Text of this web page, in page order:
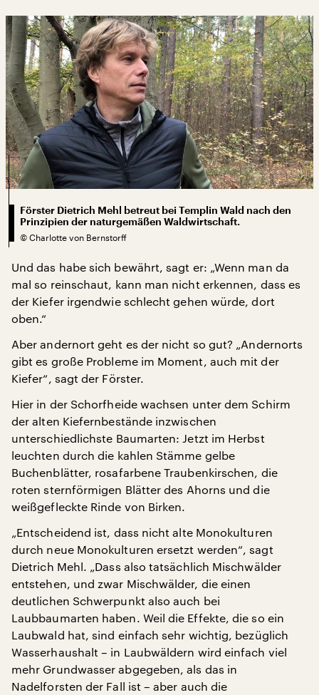
Förster Dietrich Mehl betreut bei Templin Wald nach den
Prinzipien der naturgemäßen Waldwirtschaft.
© Charlotte von Bernstorff
Und das habe sich bewährt, sagt er: „Wenn man da
mal so reinschaut, kann man nicht erkennen, dass es
der Kiefer irgendwie schlecht gehen würde, dort
oben.“
Aber andernort geht es der nicht so gut? „Andernorts
gibt es große Probleme im Moment, auch mit der
Kiefer“, sagt der Förster.
Hier in der Schorfheide wachsen unter dem Schirm
der alten Kiefernbestände inzwischen
unterschiedlichste Baumarten: Jetzt im Herbst
leuchten durch die kahlen Stämme gelbe
Buchenblätter, rosafarbene Traubenkirschen, die
roten sternförmigen Blätter des Ahorns und die
weißgefleckte Rinde von Birken.
„Entscheidend ist, dass nicht alte Monokulturen
durch neue Monokulturen ersetzt werden“, sagt
Dietrich Mehl. „Dass also tatsächlich Mischwälder
entstehen, und zwar Mischwälder, die einen
deutlichen Schwerpunkt also auch bei
Laubbaumarten haben. Weil die Effekte, die so ein
Laubwald hat, sind einfach sehr wichtig, bezüglich
Wasserhaushalt – in Laubwäldern wird einfach viel
mehr Grundwasser abgegeben, als das in
Nadelforsten der Fall ist – aber auch die